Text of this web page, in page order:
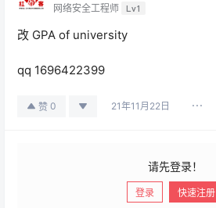
网络安全工程师 Lv1
改 GPA of university
qq 1696422399
赞 0 21年11月22日
请先登录！
登录 快速注册